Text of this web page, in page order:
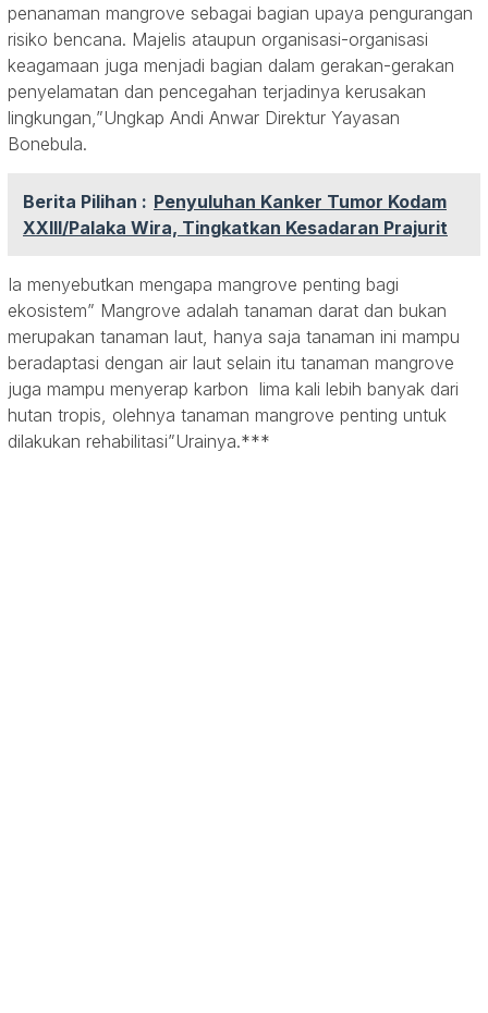
penanaman mangrove sebagai bagian upaya pengurangan
risiko bencana. Majelis ataupun organisasi-organisasi
keagamaan juga menjadi bagian dalam gerakan-gerakan
penyelamatan dan pencegahan terjadinya kerusakan
lingkungan,”Ungkap Andi Anwar Direktur Yayasan
Bonebula.
Berita Pilihan : Penyuluhan Kanker Tumor Kodam
XXIII/Palaka Wira, Tingkatkan Kesadaran Prajurit
Ia menyebutkan mengapa mangrove penting bagi
ekosistem” Mangrove adalah tanaman darat dan bukan
merupakan tanaman laut, hanya saja tanaman ini mampu
beradaptasi dengan air laut selain itu tanaman mangrove
juga mampu menyerap karbon lima kali lebih banyak dari
hutan tropis, olehnya tanaman mangrove penting untuk
dilakukan rehabilitasi”Urainya.***